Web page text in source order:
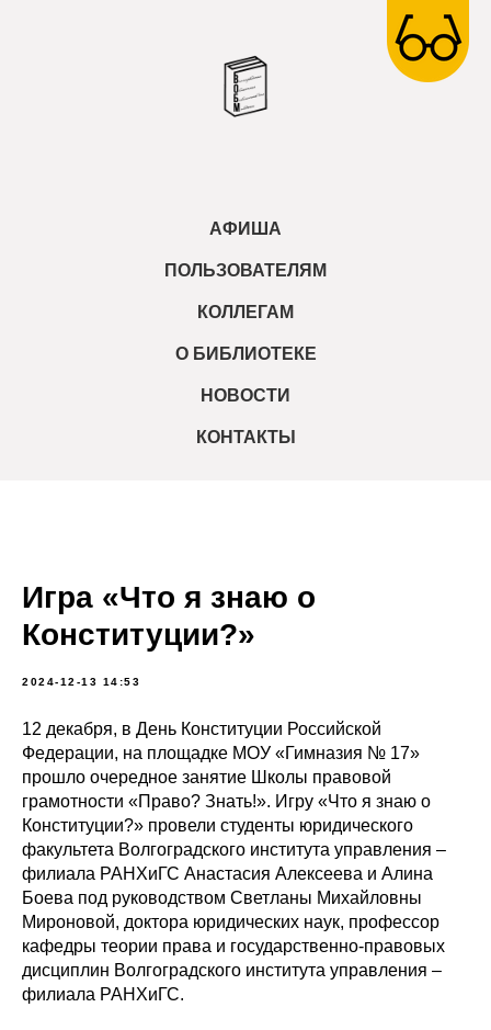
АФИША
ПОЛЬЗОВАТЕЛЯМ
КОЛЛЕГАМ
О БИБЛИОТЕКЕ
НОВОСТИ
КОНТАКТЫ
Игра «Что я знаю о
Конституции?»
2024-12-13 14:53
12 декабря, в День Конституции Российской
Федерации, на площадке МОУ «Гимназия № 17»
прошло очередное занятие Школы правовой
грамотности «Право? Знать!». Игру «Что я знаю о
Конституции?» провели студенты юридического
факультета Волгоградского института управления –
филиала РАНХиГС Анастасия Алексеева и Алина
Боева под руководством Светланы Михайловны
Мироновой, доктора юридических наук, профессор
кафедры теории права и государственно-правовых
дисциплин Волгоградского института управления –
филиала РАНХиГС.